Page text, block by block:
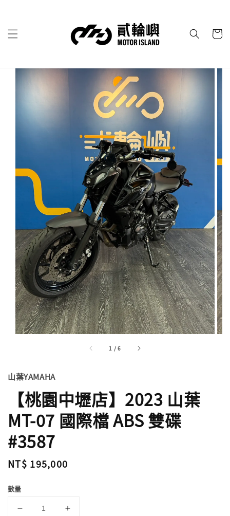
1 /6
山葉YAMAHA
【桃園中壢店】2023 山葉
MT-07 國際檔 ABS 雙碟
#3587
Regular
NT$ 195,000
數量